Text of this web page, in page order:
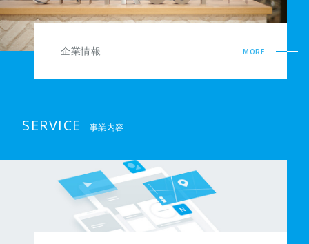
企業情報 MORE
SERVICE 事業内容